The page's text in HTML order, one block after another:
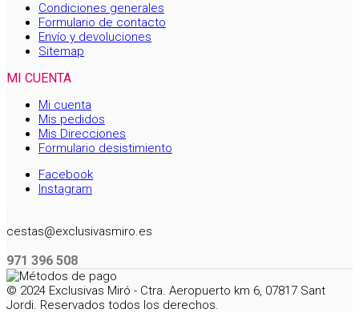
Condiciones generales
Formulario de contacto
Envío y devoluciones
Sitemap
MI CUENTA
Mi cuenta
Mis pedidos
Mis Direcciones
Formulario desistimiento
Facebook
Instagram
cestas@exclusivasmiro.es
971 396 508
© 2024 Exclusivas Miró - Ctra. Aeropuerto km 6, 07817 Sant
Jordi. Reservados todos los derechos.